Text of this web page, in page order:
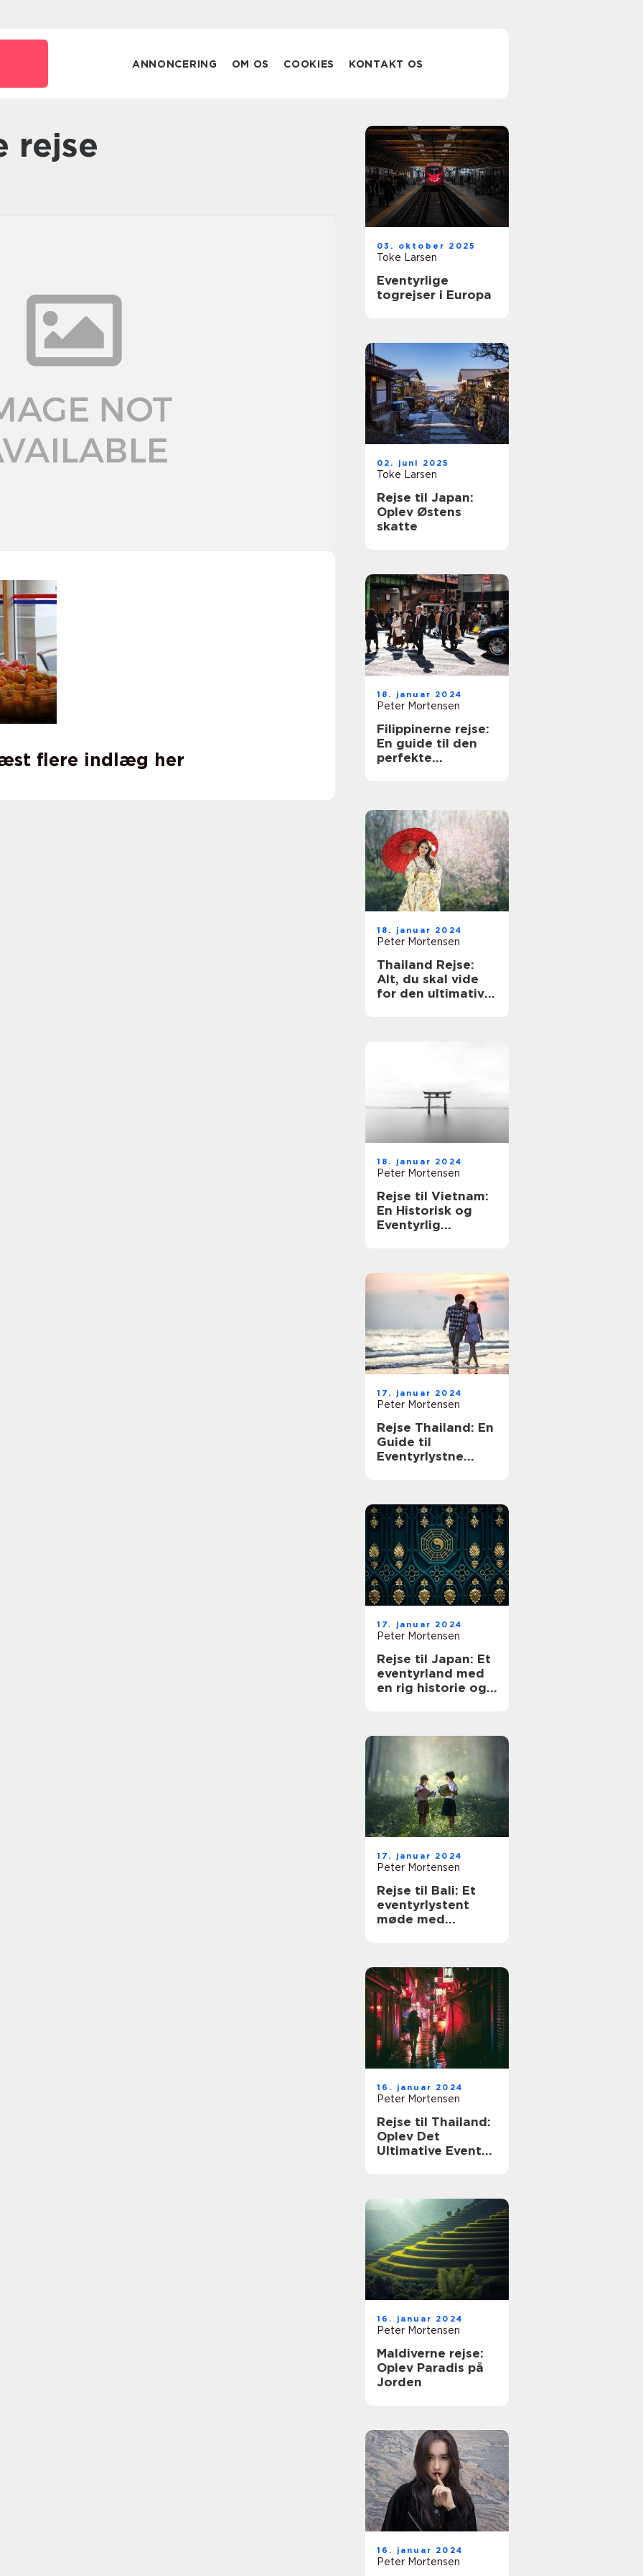
ANNONCERING OM OS COOKIES KONTAKT OS
rejse
flere indlæg her
03. oktober 2025
Toke Larsen
Eventyrlige
togrejser i Europa
02. juni 2025
Toke Larsen
Rejse til Japan:
Oplev Østens
skatte
18. januar 2024
Peter Mortensen
Filippinerne rejse:
En guide til den
perfekte
18. januar 2024
Peter Mortensen
Thailand Rejse:
Alt, du skal vide
for den ultimative
18. januar 2024
Peter Mortensen
Rejse til Vietnam:
En Historisk og
Eventyrlig
17. januar 2024
Peter Mortensen
Rejse Thailand: En
Guide til
Eventyrlystne
17. januar 2024
Peter Mortensen
Rejse til Japan: Et
eventyrland med
en rig historie og
17. januar 2024
Peter Mortensen
Rejse til Bali: Et
eventyrlystent
møde med
16. januar 2024
Peter Mortensen
Rejse til Thailand:
Oplev Det
Ultimative Eventyr
16. januar 2024
Peter Mortensen
Maldiverne rejse:
Oplev Paradis på
Jorden
16. januar 2024
Peter Mortensen